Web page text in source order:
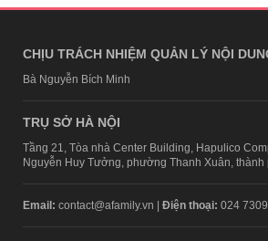
CHỊU TRÁCH NHIỆM QUẢN LÝ NỘI
Bà Nguyễn Bích Minh
TRỤ SỞ HÀ NỘI
Tầng 21, Tòa nhà Center Building, Hapulico
Nguyễn Huy Tưởng, phường Thanh Xuân, thành
Email: contact@afamily.vn | Điện thoại: 024